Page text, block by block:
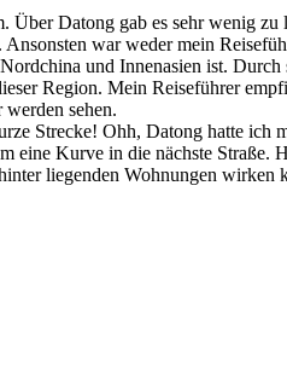
Datong gab es sehr wenig
war weder mein
und Innenasien ist.
Region. Mein Reiseführer
sehen.
Strecke! Ohh, Datong hatte
Kurve in die nächste Straße.
liegenden Wohnungen